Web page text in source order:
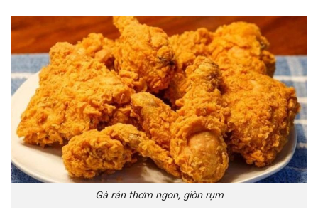
Gà rán thơm ngon, giòn rụm